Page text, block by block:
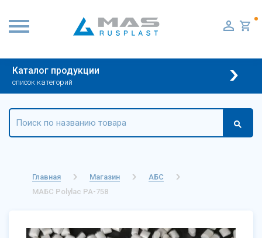
Каталог продукции
список категорий
Главная Магазин
АБС
МАБС Polylac PA-758